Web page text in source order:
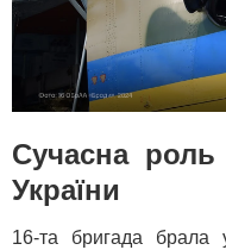
Сучасна роль
України
16-та бригада брала